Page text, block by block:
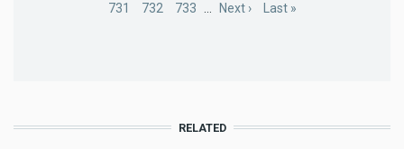
Page
731 Page
732 Page
733 …
Next
Next ›
Last
Last »
RELATED